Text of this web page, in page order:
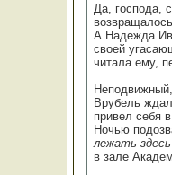
Да, господа,
А Надежда
своей
читала ему,
Врубель
привел себя
Ночью
лежать
в зале